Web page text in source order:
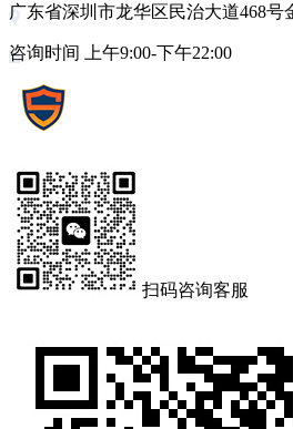
广东省深圳市龙华区民治大道468号
咨询时间 上午9:00-下午22:00
扫码咨询客服